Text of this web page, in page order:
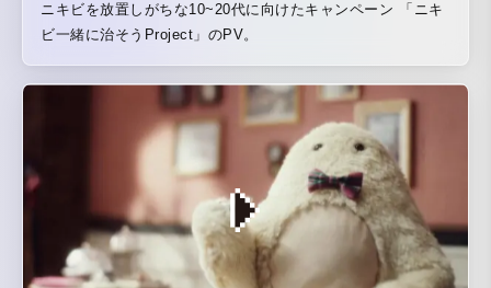
ニキビを放置しがちな10~20代に向けたキャンペーン 「ニキ
ビ一緒に治そうProject」のPV。